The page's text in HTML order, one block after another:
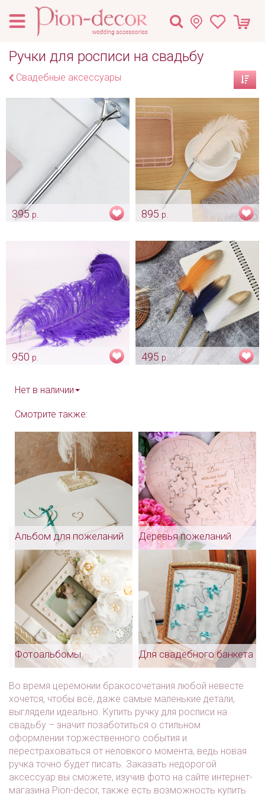
Ручки для росписи на свадьбу
Свадебные аксессуары
395 р.
895 р.
950 р.
495 р.
Нет в наличии
Смотрите также:
Альбом для пожеланий Деревья пожеланий
Фотоальбомы Для свадебного банкета
Во время церемонии бракосочетания любой невесте
хочется, чтобы всё, даже самые маленькие детали,
выглядели идеально. Купить ручку для росписи на
свадьбу – значит позаботиться о стильном
оформлении торжественного события и
перестраховаться от неловкого момента, ведь новая
ручка точно будет писать. Заказать недорогой
аксессуар вы сможете, изучив фото на сайте интернет-
магазина Pion-decor, также есть возможность купить